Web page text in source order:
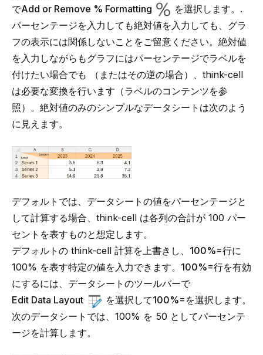
でAdd or Remove % Formatting
を選択します。.
パーセンテージを入力しても絶対値を入力しても、グラ
フの表示には関係しないことをご留意ください。絶対値
を入力しながらもグラフにはパーセンテージでラベルを
付けたい場合でも （またはその逆の場合）、think-cell
は必要な変換を行います（ラベルのコンテンツを参
照）。絶対値のみのシンプルなデータシートは次のよう
に見えます。
デフォルトでは、データシートの値をパーセンテージと
して計算する場合、think-cell は各列の合計が 100 パー
セントを表すものと想定します。
デフォルトの think-cell 計算を上書きし、 100%=行に
100% を表す特定の値を入力できます。 100%=行を有効
にするには、データシートのツールバーで
Edit Data Layout
を選択して100%= を選択します。
次のデータシートでは、100% を 50 としてパーセンテ
ージを計算します。